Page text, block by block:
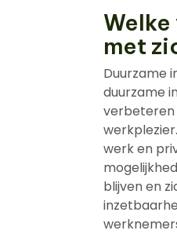
met
Duurzame
duurzame
verbeteren
werk en
blijven en